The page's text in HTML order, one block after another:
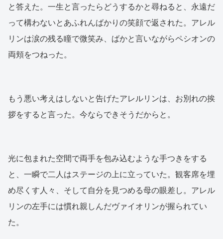
と答えた。一生と言ったらどうするかと尋ねると、永遠だ
って構わないとあふれんばかりの笑顔で返された。アレル
リンは涙の残る瞳で微笑み、ばかと言いながらペシオンの
両頬をつねった。
もう悪い考えはしないと告げたアレルリンは、お別れの挨
拶をすると言った。今ならできそうだからと。
光に包まれた空間で両手を包み込むような手つきをする
と、一瞬で二人はステージの上に立っていた。観客席を埋
め尽くす人々、そして自分を見つめる母の眼差し。アレル
リンの左手には慣れ親しんだヴァイオリンが握られてい
た。